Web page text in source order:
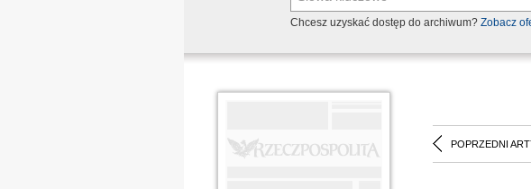
Chcesz uzyskać dostęp do archiwum? Zobacz
POPRZEDNI